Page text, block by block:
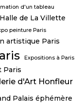
d'un tableau
de La Villette
peinture Paris
artistique Paris
Expositions à Paris
Paris
d'Art Honfleur
Palais éphémère